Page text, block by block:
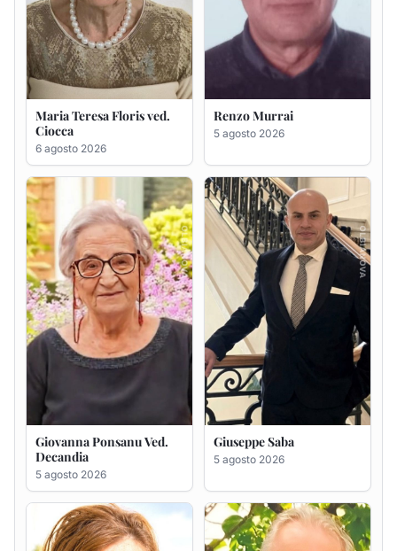
Giovanna Ponsanu Ved.
Decandia
5 agosto 2026
Giuseppe Saba
5 agosto 2026
Maria Antonietta Orrù
ved. Peddio
5 agosto 2026
Giuseppe Deiana
5 agosto 2026